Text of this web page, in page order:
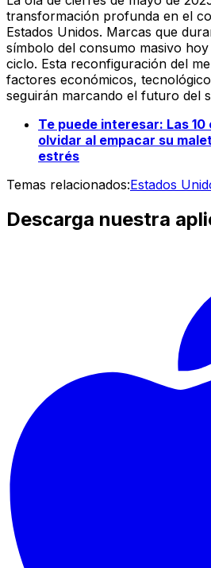
transformación profunda en el
Estados Unidos. Marcas que
símbolo del consumo masivo
ciclo. Esta reconfiguración del
factores económicos,
seguirán marcando el futuro del
Te puede interesar: Las
olvidar al empacar su
estrés
Temas relacionados:Estados
Descarga nuestra